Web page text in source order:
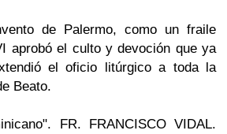
de Palermo, como un fraile
aprobó el culto y devoción que ya
el oficio litúrgico a toda la
Beato.
FR. FRANCISCO VIDAL.